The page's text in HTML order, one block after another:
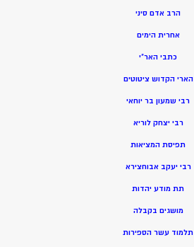
הרב אדם סיני
אחרית הימים
כתבי האר”י
הארי הקדוש ציטוטים
רבי שמעון בר יוחאי
רבי יצחק לוריא
תפיסת המציאות
רבי יעקב אבוחצירא
תת מודע יהדות
מושגים בקבלה
תלמוד עשר הספירות